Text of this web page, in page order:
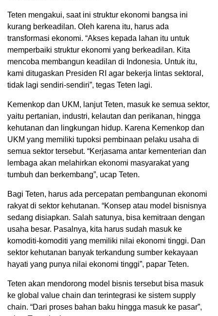
Teten mengakui, saat ini struktur ekonomi bangsa ini
kurang berkeadilan. Oleh karena itu, harus ada
transformasi ekonomi. “Akses kepada lahan itu untuk
memperbaiki struktur ekonomi yang berkeadilan. Kita
mencoba membangun keadilan di Indonesia. Untuk itu,
kami ditugaskan Presiden RI agar bekerja lintas sektoral,
tidak lagi sendiri-sendiri”, tegas Teten lagi.
Kemenkop dan UKM, lanjut Teten, masuk ke semua sektor,
yaitu pertanian, industri, kelautan dan perikanan, hingga
kehutanan dan lingkungan hidup. Karena Kemenkop dan
UKM yang memiliki tupoksi pembinaan pelaku usaha di
semua sektor tersebut. “Kerjasama antar kementerian dan
lembaga akan melahirkan ekonomi masyarakat yang
tumbuh dan berkembang”, ucap Teten.
Bagi Teten, harus ada percepatan pembangunan ekonomi
rakyat di sektor kehutanan. “Konsep atau model bisnisnya
sedang disiapkan. Salah satunya, bisa kemitraan dengan
usaha besar. Pasalnya, kita harus sudah masuk ke
komoditi-komoditi yang memiliki nilai ekonomi tinggi. Dan
sektor kehutanan banyak terkandung sumber kekayaan
hayati yang punya nilai ekonomi tinggi”, papar Teten.
Teten akan mendorong model bisnis tersebut bisa masuk
ke global value chain dan terintegrasi ke sistem supply
chain. “Dari proses bahan baku hingga masuk ke pasar”,